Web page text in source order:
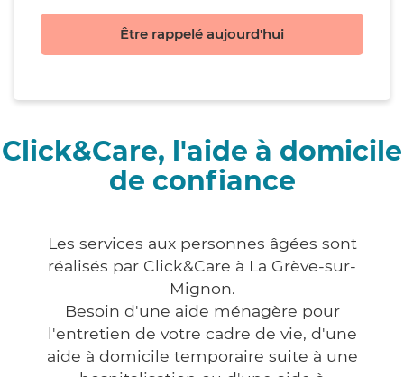
Être rappelé aujourd'hui
Click&Care, l'aide à domicile
de confiance
Les services aux personnes âgées sont
réalisés par Click&Care à La Grève-sur-
Mignon.
Besoin d'une aide ménagère pour
l'entretien de votre cadre de vie, d'une
aide à domicile temporaire suite à une